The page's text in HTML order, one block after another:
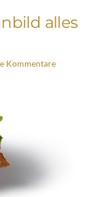
alles
Kommentare